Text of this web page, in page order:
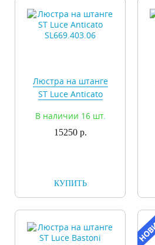
Люстра на штанге
ST Luce Anticato
В наличии 16 шт.
15250 р.
КУПИТЬ